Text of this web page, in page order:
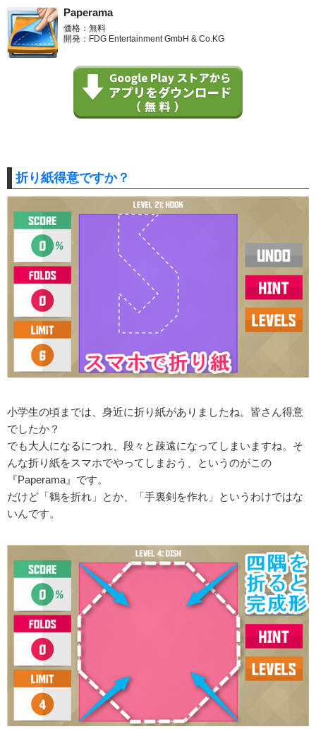
Paperama
価格：無料
開発：FDG Entertainment GmbH & Co.KG
折り紙得意ですか？
小学生の頃までは、身近に折り紙がありましたね。皆さん得意
でしたか？
でも大人になるにつれ、段々と疎遠になってしまいますね。そ
んな折り紙をスマホでやってしまおう、というのがこの
『Paperama』です。
だけど「鶴を折れ」とか、「手裏剣を作れ」というわけではな
いんです。